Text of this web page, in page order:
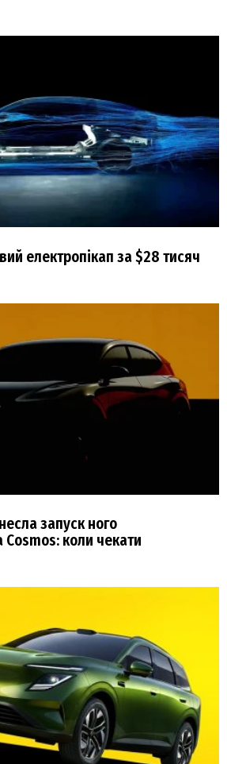
електропікап за $28 тисяч
запуск ного
коли чекати